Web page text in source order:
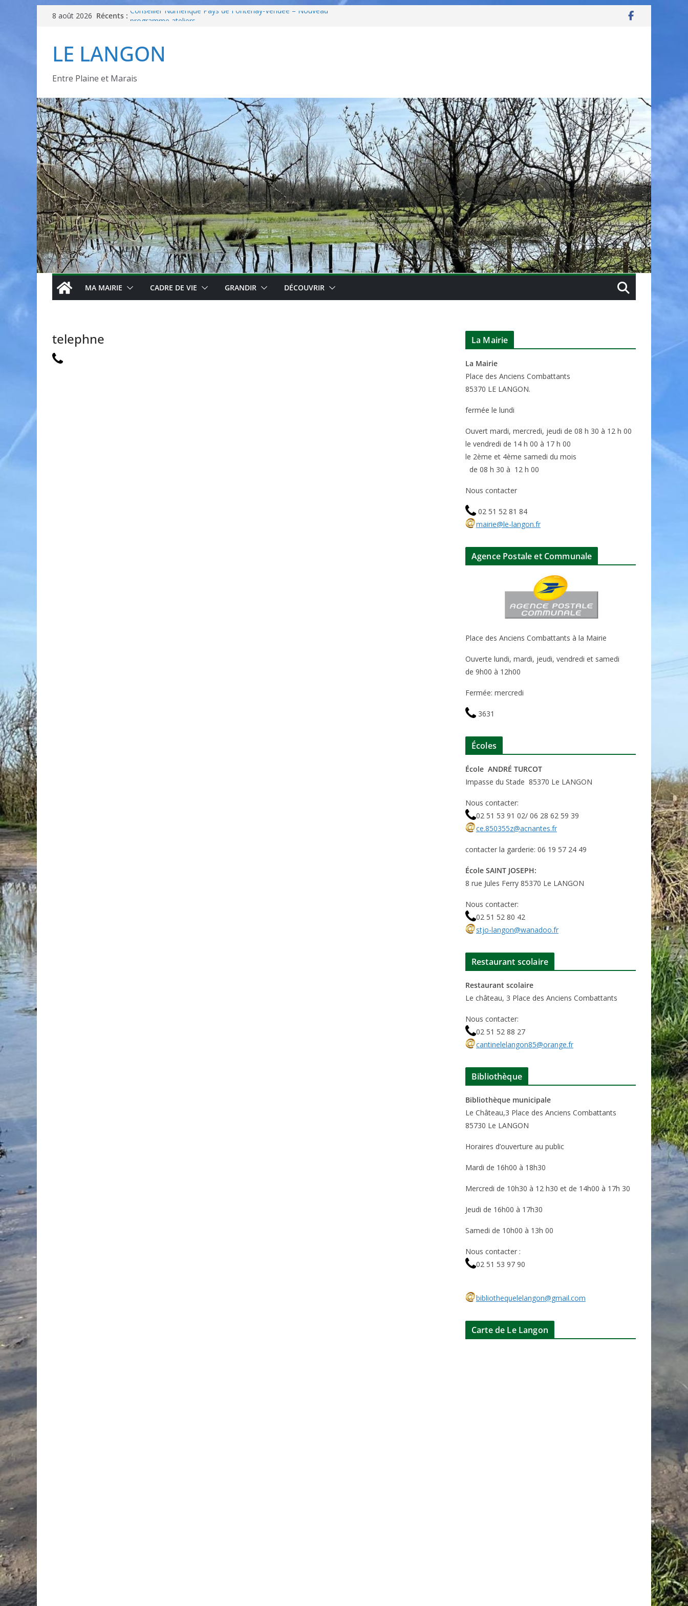
8 août 2026 Récents : Conseiller Numérique Pays de Fontenay-Vendée – Nouveau
demain – Atelier 2
INVITATION – Portes Ouvertes – Jeudi 24/09
Appart’ Âgée
BIBLIOTHEQUES
LE LANGON
Entre Plaine et Marais
MA MAIRIE CADRE DE VIE GRANDIR DÉCOUVRIR
telephne La Mairie
La Mairie
Place des Anciens Combattants
85370 LE LANGON.
fermée le lundi
Ouvert mardi, mercredi, jeudi de 08 h 30 à 12 h 00
le vendredi de 14 h 00 à 17 h 00
le 2ème et 4ème samedi du mois
de 08 h 30 à 12 h 00
Nous contacter
02 51 52 81 84
mairie@le-langon.fr
Agence Postale et Communale
Place des Anciens Combattants à la Mairie
Ouverte lundi, mardi, jeudi, vendredi et samedi
de 9h00 à 12h00
Fermée: mercredi
3631
Écoles
École ANDRÉ TURCOT
Impasse du Stade 85370 Le LANGON
Nous contacter:
02 51 53 91 02/ 06 28 62 59 39
ce.850355z@acnantes.fr
contacter la garderie: 06 19 57 24 49
École SAINT JOSEPH:
8 rue Jules Ferry 85370 Le LANGON
Nous contacter:
02 51 52 80 42
stjo-langon@wanadoo.fr
Restaurant scolaire
Restaurant scolaire
Le château, 3 Place des Anciens Combattants
Nous contacter:
02 51 52 88 27
cantinelelangon85@orange.fr
Bibliothèque
Bibliothèque municipale
Le Château,3 Place des Anciens Combattants
85730 Le LANGON
Horaires d’ouverture au public
Mardi de 16h00 à 18h30
Mercredi de 10h30 à 12 h30 et de 14h00 à 17h 30
Jeudi de 16h00 à 17h30
Samedi de 10h00 à 13h 00
Nous contacter :
02 51 53 97 90
bibliothequelelangon@gmail.com
Carte de Le Langon